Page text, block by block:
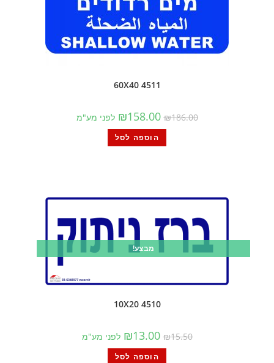
4511 60X40
₪186.00
₪158.00 לפני מע"מ
הוספה לסל
מבצע!
4510 10X20
₪15.50
₪13.00 לפני מע"מ
הוספה לסל